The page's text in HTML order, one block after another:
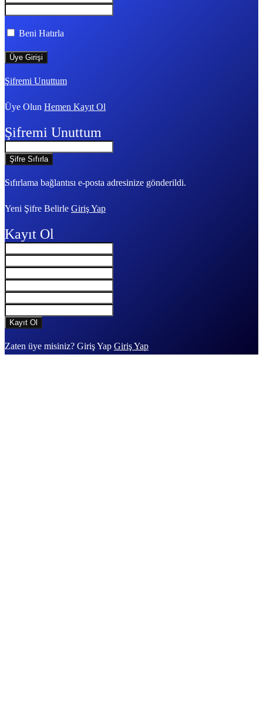
Beni Hatırla
Şifremi Unuttum
Üye Olun Hemen Kayıt Ol
Şifremi Unuttum
Sıfırlama bağlantısı e-posta adresinize gönderildi.
Yeni Şifre Belirle Giriş Yap
Kayıt Ol
Zaten üye misiniz? Giriş Yap Giriş Yap